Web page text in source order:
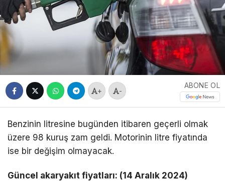
+ -
ABONE OL
Benzinin litresine bugünden itibaren geçerli olmak
üzere 98 kuruş zam geldi. Motorinin litre fiyatında
ise bir değişim olmayacak.
Güncel akaryakıt fiyatları: (14 Aralık 2024)